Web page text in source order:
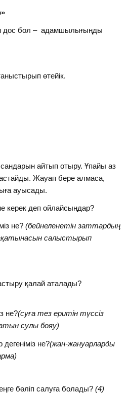
дос бол – адамшылығыңды
өтейік.
айтып отыру. Ұпайы аз
Жауап бере алмаса,
ауысады.
керек деп ойлайсыңдар?
не?(бейнеленетін заттардың
салыстырып
қалай аталады?
не?(суға тез еритін түссіз
сулы бояу)
не?(жан-жануарларды
бөліп салуға болады?(4)